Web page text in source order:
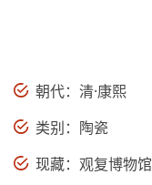
朝代：清·康熙
类别：陶瓷
现藏：观复博物馆